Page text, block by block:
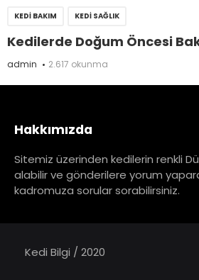
KEDI BAKIM KEDI SAĞLIK
Kedilerde Doğum Öncesi
admin 2.617 okunma
Hakkımızda
Sitemiz üzerinden kedilerin renkli
alabilir ve gönderilere yorum
kadromuza sorular sorabilirsiniz.
Kedi Bilgi / 2020